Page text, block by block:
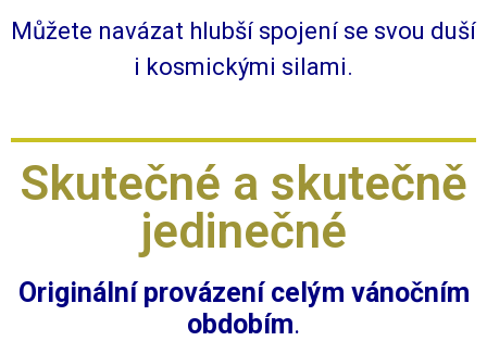
Můžete navázat hlubší spojení se svou duší
i kosmickými silami.
Skutečné a skutečně
jedinečné
Originální provázení celým vánočním
obdobím.